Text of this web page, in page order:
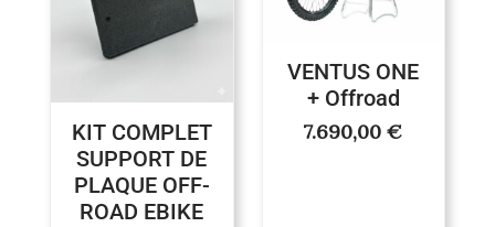
KIT COMPLET
SUPPORT DE
PLAQUE OFF-
ROAD EBIKE
VENTUS ONE
+ Offroad
7.690,00€